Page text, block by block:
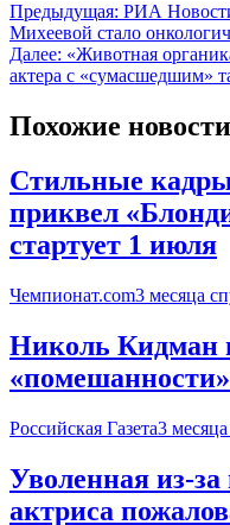
Предыдущая: РИА
Михеевой стало
Далее: «Животная
актера с «сумасшедшим»
Похожие новости
Стильные
приквел
стартует 1 июля
Чемпионат.com3 месяца
Николь Кидман
Российская Газета3
Уволенная из-за
актриса